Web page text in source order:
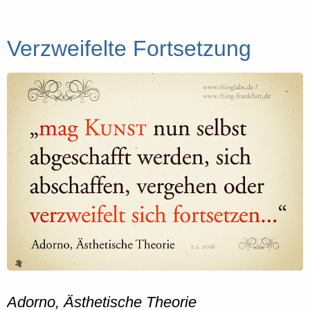
Verzweifelte Fortsetzung
Adorno, Ästhetische Theorie